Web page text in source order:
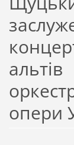
опери